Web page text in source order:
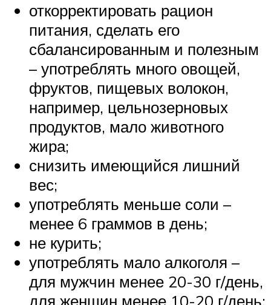
откорректировать рацион
питания, сделать его
сбалансированным и полезным
– употреблять много овощей,
фруктов, пищевых волокон,
например, цельнозерновых
продуктов, мало животного
жира;
снизить имеющийся лишний
вес;
употреблять меньше соли –
менее 6 граммов в день;
не курить;
употреблять мало алкоголя –
для мужчин менее 20-30 г/день,
для женщин менее 10-20 г/день: